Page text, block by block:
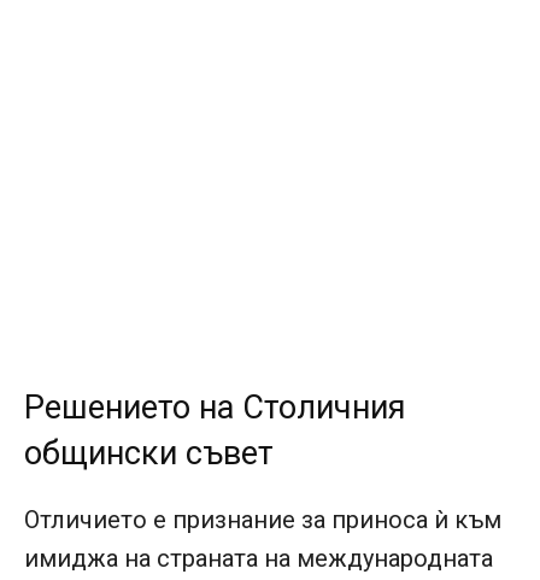
Решението на Столичния
общински съвет
Отличието е признание за приноса ѝ към
имиджа на страната на международната